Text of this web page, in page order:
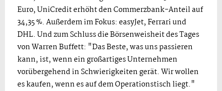
Euro, UniCredit erhöht den Commerzbank-Anteil auf
34,35 %. Außerdem im Fokus: easyJet, Ferrari und
DHL. Und zum Schluss die Börsenweisheit des Tages
von Warren Buffett: "Das Beste, was uns passieren
kann, ist, wenn ein großartiges Unternehmen
vorübergehend in Schwierigkeiten gerät. Wir wollen
es kaufen, wenn es auf dem Operationstisch liegt."